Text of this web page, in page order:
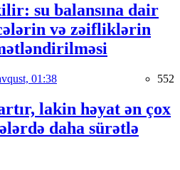
su balansına dair
və zəifliklərin
01:38 552
lakin həyat ən çox
daha sürətlə